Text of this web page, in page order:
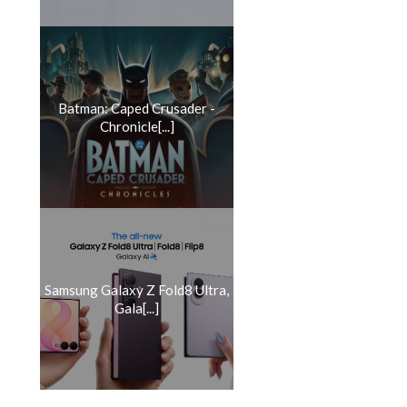
Batman: Caped Crusader -
Chronicle[...]
Samsung Galaxy Z Fold8 Ultra,
Gala[...]